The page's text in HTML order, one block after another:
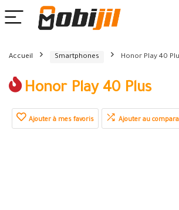
Accueil Smartphones Honor Play 40
Honor Play 40 Plus
Ajouter à mes favoris Ajouter au